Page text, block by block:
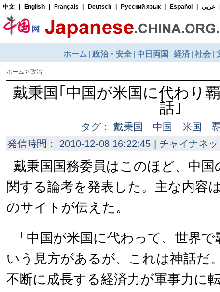
ホーム > 政治
戴秉国｢中国が米国に代わり
話｣
タグ： 戴秉国 中国 米国
発信時間： 2010-12-08 16:22:45 | チャイナネ
戴秉国国務委員はこのほど、中国
関する論考を発表した。主な内容
のサイトが伝えた。
「中国が米国に代わって、世界
いう見方があるが、これは神話だ
不断に成長する経済力が軍事力に